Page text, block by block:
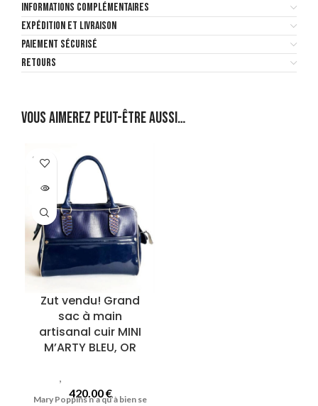
INFORMATIONS COMPLÉMENTAIRES
EXPÉDITION ET LIVRAISON
PAIEMENT SÉCURISÉ
RETOURS
Vous aimerez peut-être aussi…
SOLD
OUT
Zut vendu! Grand
sac à main
artisanal cuir MINI
M’ARTY BLEU, OR
420.00€
Mary Poppins n’a qu’à bien se